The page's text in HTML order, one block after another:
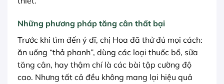
Những phương pháp tăng cân thất bại
Trước khi tìm đến ý dĩ, chị Hoa đã thử đủ mọi cách:
ăn uống “thả phanh”, dùng các loại thuốc bổ, sữa
tăng cân, hay thậm chí là các bài tập cường độ
cao. Nhưng tất cả đều không mang lại hiệu quả